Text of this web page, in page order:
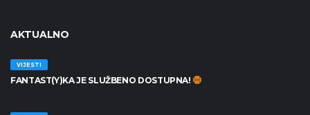
AKTUALNO
VIJESTI
FANTAST(Y)KA JE SLUŽBENO DOSTUPNA!